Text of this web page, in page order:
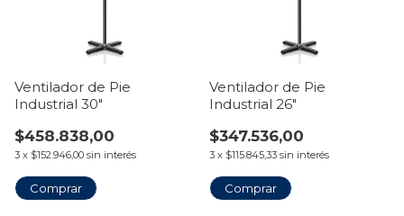
Ventilador de Pie
Industrial 30"
$458.838,00
3 x $152.946,00 sin interés
Ventilador de Pie
Industrial 26"
$347.536,00
3 x $115.845,33 sin interés